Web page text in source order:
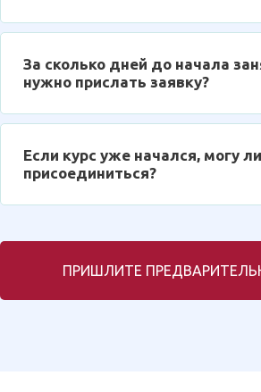
За сколько дней до начала
нужно прислать заявку?
Если курс уже начался, могу
присоединиться?
ПРИШЛИТЕ